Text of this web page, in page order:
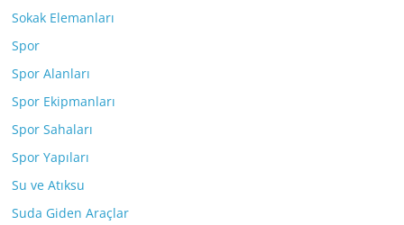
Sokak Elemanları
Spor
Spor Alanları
Spor Ekipmanları
Spor Sahaları
Spor Yapıları
Su ve Atıksu
Suda Giden Araçlar